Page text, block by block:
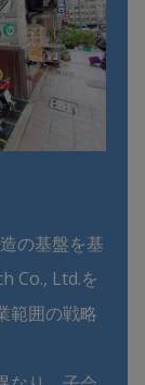
の基盤を基
Co., Ltd.を
範囲の戦略